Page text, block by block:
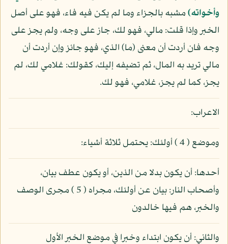
وأخواته)مشبه بالجزاء وما لم يكن فيه فاء، فهو على أصل
الخبر وإذا قلت: مالي، فهو لك، جاز على وجه، ولم يجز على
وجه فان أردت أن معنى (ما) الذي، فهو جائز وإن أردت أن
مالي تريد به المال، ثم تضيفه إليك، كقولك: غلامي لك، لم
يجز، كما لم يجز، غلامي، فهو لك.
الاعراب:
وموضع ( 4 ) أولئك: يحتمل ثلاثة أشياء:
أحدها: أن يكون بدلا من الذين، أو يكون عطف بيان،
وأصحاب النار: بيان عن أولئك، مجراه ( 5 ) مجرى الوصف
والخبر، هم فيها خالدون
والثاني: أن يكون ابتداء وخبرا في موضع الخبر الأول